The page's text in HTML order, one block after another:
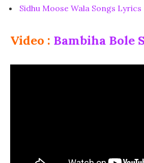
Sidhu Moose Wala Songs Lyrics
Video : Bambiha Bole